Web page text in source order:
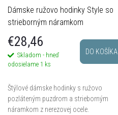
Dámske ružovo hodinky Style so
strieborným náramkom
€28,46
Skladom - hneď
odosielame 1 ks
DO KOŠÍKA
Štýlové dámske hodinky s ružovo
pozláteným puzdrom a strieborným
náramkom z nerezovej ocele.